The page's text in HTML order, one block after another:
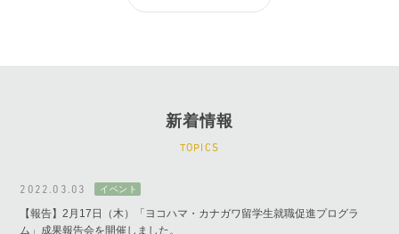
新着情報
TOPICS
2022.03.03
【報告】2月17日（木）「ヨコハマ・カナガワ留学生就職促進プログラ
ム」成果報告会を開催しました。